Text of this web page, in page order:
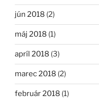
jún 2018 (2)
máj 2018 (1)
apríl 2018 (3)
marec 2018 (2)
február 2018 (1)